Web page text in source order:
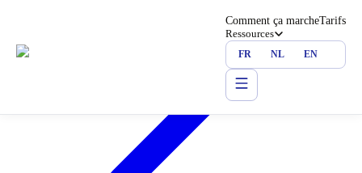
Comment ça marcheTarifs
Ressources
FR NL EN